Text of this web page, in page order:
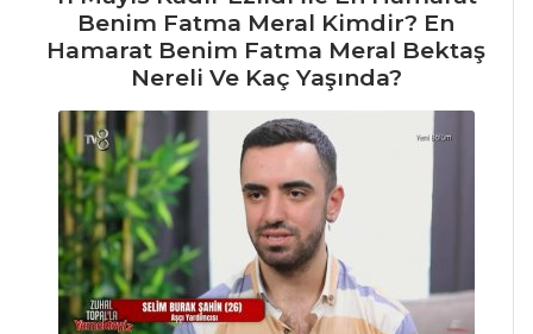
ELMALI
ÇARKIFELEK
Pasta ve Tatlılar
Tüm Tarifleri
ÇORBALAR
Karalahana
Çorbası
Benim Fatma Meral Kimdir? En
Hamarat Benim Fatma Meral Bektaş
Nereli Ve Kaç Yaşında?